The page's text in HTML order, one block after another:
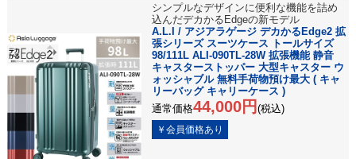
シンプルなデザインに便利な機能を詰め
込んだデカかるEdgeの新モデル
A.L.I / アジアラゲージ デカかるEdge2 拡
張シリーズ スーツケース トールサイズ
98/111L ALI-090TL-28W 拡張機能 静音
キャスターストッパー 大型キャスター ウ
ォッシャブル 無料手荷物預け最大 ( キャ
リーバッグ キャリーケース )
通常価格44,000円 (税込)